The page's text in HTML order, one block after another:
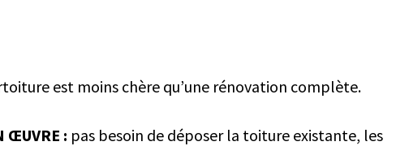
est moins chère qu’une rénovation complète.
ŒUVRE : pas besoin de déposer la toiture existante, les